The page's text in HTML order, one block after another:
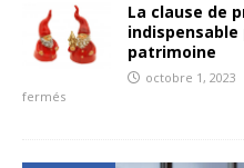
La clause de
patrimoine
octobre 1, 2023
fermés